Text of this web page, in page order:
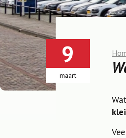
9
maart